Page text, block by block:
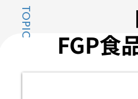
TOPIC
FGP食
FGP食